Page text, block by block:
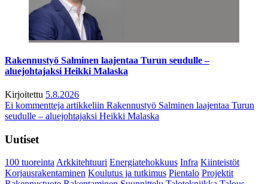
Rakennustyö Salminen laajentaa Turun seudulle –
aluejohtajaksi Heikki Malaska
Kirjoitettu 5.8.2026
Ei kommentteja artikkeliin Rakennustyö Salminen laajentaa Turun
seudulle – aluejohtajaksi Heikki Malaska
Uutiset
100 tuoreintaArkkitehtuuri Energiatehokkuus Infra Kiinteistöt
Korjausrakentaminen Koulutus ja tutkimus Pientalo Projektit